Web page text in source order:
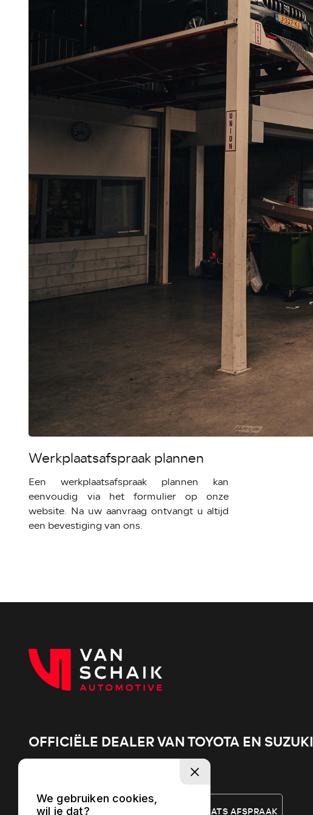
Werkplaatsafspraak plannen
Een werkplaatsafspraak plannen kan
eenvoudig via het formulier op onze
website. Na uw aanvraag ontvangt u altijd
een bevestiging van ons.
OFFICIËLE DEALER VAN TOYOTA EN SUZUKI
TOON AANBOD WERKPLAATS AFSPRAAK
We gebruiken cookies,
wil je dat?